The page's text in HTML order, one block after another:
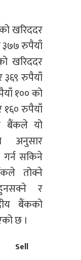
खरिददर
३७७ रुपैयाँ
खरिददर
३६९ रुपैयाँ
१०० को
१६० रुपैयाँ
बैंकले यो
अनुसार
सकिने
तोक्ने
र
बैंकको
छ ।
Sell